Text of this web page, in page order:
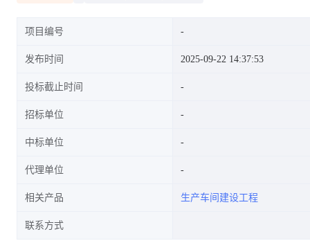
项目编号
发布时间 2025-09-22 14:37:53
投标截止时间
招标单位
中标单位
代理单位
相关产品 生产车间建设工程
联系方式